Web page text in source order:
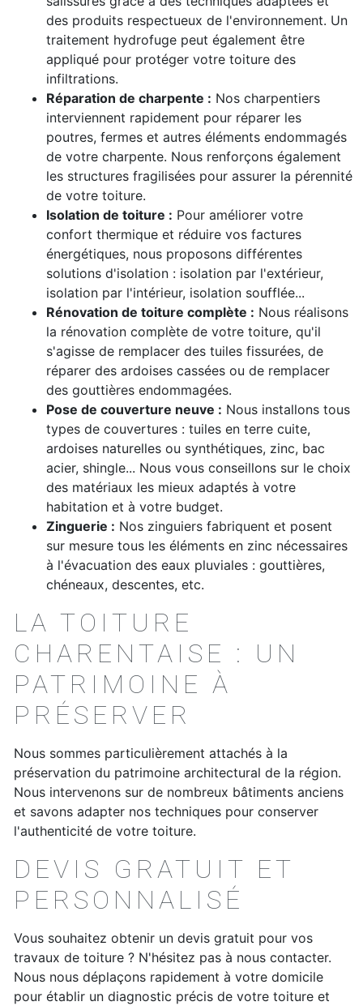
des produits respectueux de l'environnement. Un
traitement hydrofuge peut également être
appliqué pour protéger votre toiture des
infiltrations.
Réparation de charpente : Nos charpentiers
interviennent rapidement pour réparer les
poutres, fermes et autres éléments endommagés
de votre charpente. Nous renforçons également
les structures fragilisées pour assurer la pérennité
de votre toiture.
Isolation de toiture : Pour améliorer votre
confort thermique et réduire vos factures
énergétiques, nous proposons différentes
solutions d'isolation : isolation par l'extérieur,
isolation par l'intérieur, isolation soufflée...
Rénovation de toiture complète : Nous réalisons
la rénovation complète de votre toiture, qu'il
s'agisse de remplacer des tuiles fissurées, de
réparer des ardoises cassées ou de remplacer
des gouttières endommagées.
Pose de couverture neuve : Nous installons tous
types de couvertures : tuiles en terre cuite,
ardoises naturelles ou synthétiques, zinc, bac
acier, shingle... Nous vous conseillons sur le choix
des matériaux les mieux adaptés à votre
habitation et à votre budget.
Zinguerie : Nos zinguiers fabriquent et posent
sur mesure tous les éléments en zinc nécessaires
à l'évacuation des eaux pluviales : gouttières,
chéneaux, descentes, etc.
LA TOITURE
CHARENTAISE : UN
PATRIMOINE À
PRÉSERVER
Nous sommes particulièrement attachés à la
préservation du patrimoine architectural de la région.
Nous intervenons sur de nombreux bâtiments anciens
et savons adapter nos techniques pour conserver
l'authenticité de votre toiture.
DEVIS GRATUIT ET
PERSONNALISÉ
Vous souhaitez obtenir un devis gratuit pour vos
travaux de toiture ? N'hésitez pas à nous contacter.
Nous nous déplaçons rapidement à votre domicile
pour établir un diagnostic précis de votre toiture et